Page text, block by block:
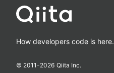
How developers code is here.
© 2011-2026 Qiita Inc.